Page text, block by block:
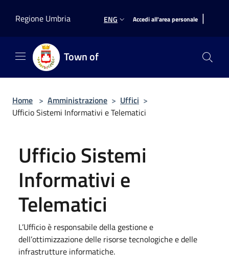
Regione Umbria
ENG Accedi all'area personale |
Town of
Home > Amministrazione > Uffici >
Ufficio Sistemi Informativi e Telematici
Ufficio Sistemi
Informativi e
Telematici
L’Ufficio è responsabile della gestione e
dell’ottimizzazione delle risorse tecnologiche e delle
infrastrutture informatiche.